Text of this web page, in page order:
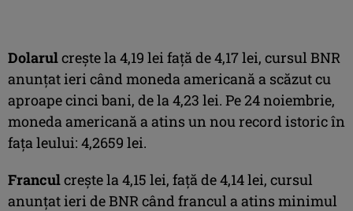
Dolarulcreşte la 4,19 lei faţă de 4,17 lei, cursul BNR
anunţat ieri când moneda americană a scăzut cu
aproape cinci bani, de la 4,23 lei. Pe 24 noiembrie,
moneda americană a atins un nou record istoric în
faţa leului: 4,2659 lei.
Franculcreşte la 4,15 lei, faţă de 4,14 lei, cursul
anunţat ieri de BNR când francul a atins minimul